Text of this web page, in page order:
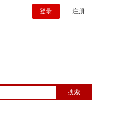
登录 注册